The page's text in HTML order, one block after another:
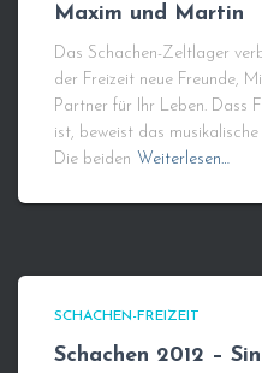
Maxim und Martin
Das Schachen-Zeltlager
der Freizeit neue Freunde,
Partner für Ihr Leben. Dass
ist, beweist das
Die beiden Weiterlesen…
SCHACHEN-FREIZEIT
Schachen 2012 –